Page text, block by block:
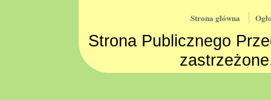
Strona główna
Strona Publicznego